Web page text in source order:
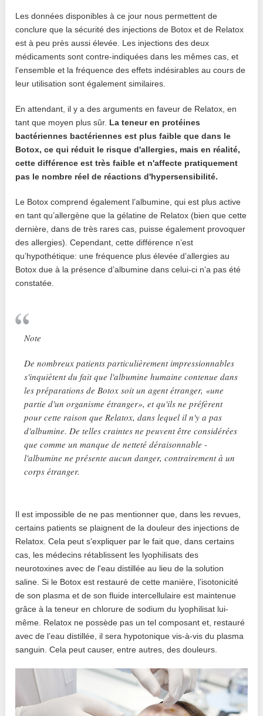
Les données disponibles à ce jour nous permettent de
conclure que la sécurité des injections de Botox et de Relatox
est à peu près aussi élevée. Les injections des deux
médicaments sont contre-indiquées dans les mêmes cas, et
l'ensemble et la fréquence des effets indésirables au cours de
leur utilisation sont également similaires.
En attendant, il y a des arguments en faveur de Relatox, en
tant que moyen plus sûr. La teneur en protéines
bactériennes bactériennes est plus faible que dans le
Botox, ce qui réduit le risque d'allergies, mais en réalité,
cette différence est très faible et n'affecte pratiquement
pas le nombre réel de réactions d'hypersensibilité.
Le Botox comprend également l’albumine, qui est plus active
en tant qu’allergène que la gélatine de Relatox (bien que cette
dernière, dans de très rares cas, puisse également provoquer
des allergies). Cependant, cette différence n’est
qu’hypothétique: une fréquence plus élevée d’allergies au
Botox due à la présence d’albumine dans celui-ci n’a pas été
constatée.
Note
De nombreux patients particulièrement impressionnables
s'inquiètent du fait que l'albumine humaine contenue dans
les préparations de Botox soit un agent étranger, «une
partie d'un organisme étranger», et qu'ils ne préfèrent
pour cette raison que Relatox, dans lequel il n'y a pas
d'albumine. De telles craintes ne peuvent être considérées
que comme un manque de netteté déraisonnable -
l'albumine ne présente aucun danger, contrairement à un
corps étranger.
Il est impossible de ne pas mentionner que, dans les revues,
certains patients se plaignent de la douleur des injections de
Relatox. Cela peut s'expliquer par le fait que, dans certains
cas, les médecins rétablissent les lyophilisats des
neurotoxines avec de l'eau distillée au lieu de la solution
saline. Si le Botox est restauré de cette manière, l’isotonicité
de son plasma et de son fluide intercellulaire est maintenue
grâce à la teneur en chlorure de sodium du lyophilisat lui-
même. Relatox ne possède pas un tel composant et, restauré
avec de l’eau distillée, il sera hypotonique vis-à-vis du plasma
sanguin. Cela peut causer, entre autres, des douleurs.